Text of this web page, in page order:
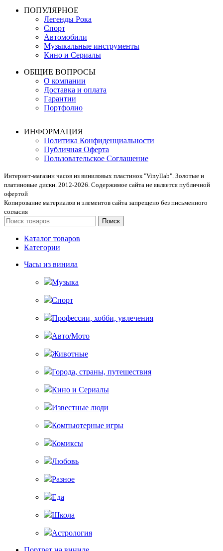
ПОПУЛЯРНОЕ
Легенды Рока
Спорт
Автомобили
Музыкальные инструменты
Кино и Сериалы
ОБЩИЕ ВОПРОСЫ
О компании
Доставка и оплата
Гарантии
Портфолио
ИНФОРМАЦИЯ
Политика Конфиденциальности
Публичная Оферта
Пользовательское Соглашение
Интернет-магазин часов из виниловых пластинок "Vinyllab". Золотые и
платиновые диски. 2012-2026. Содержимое сайта не является публичной
офертой
Копирование материалов и элементов сайта запрещено без письменного
согласия
Поиск
Каталог товаров
Категории
Часы из винила
Музыка
Спорт
Профессии, хобби, увлечения
Авто/Мото
Животные
Города, страны, путешествия
Кино и Сериалы
Известные люди
Компьютерные игры
Комиксы
Любовь
Разное
Еда
Школа
Астрология